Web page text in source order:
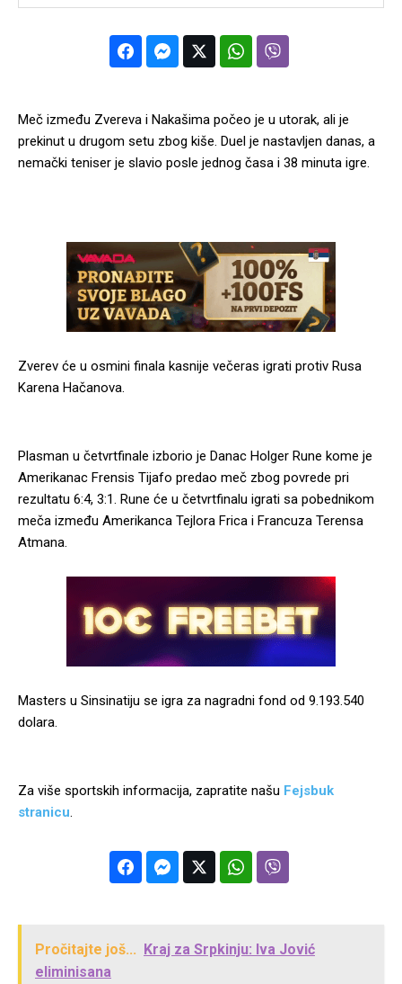
Meč između Zvereva i Nakašima počeo je u utorak, ali je
prekinut u drugom setu zbog kiše. Duel je nastavljen danas, a
nemački teniser je slavio posle jednog časa i 38 minuta igre.
Zverev će u osmini finala kasnije večeras igrati protiv Rusa
Karena Hačanova.
Plasman u četvrtfinale izborio je Danac Holger Rune kome je
Amerikanac Frensis Tijafo predao meč zbog povrede pri
rezultatu 6:4, 3:1. Rune će u četvrtfinalu igrati sa pobednikom
meča između Amerikanca Tejlora Frica i Francuza Terensa
Atmana.
Masters u Sinsinatiju se igra za nagradni fond od 9.193.540
dolara.
Za više sportskih informacija, zapratite našu Fejsbuk
stranicu
Pročitajte još... Kraj za Srpkinju: Iva Jović
eliminisana